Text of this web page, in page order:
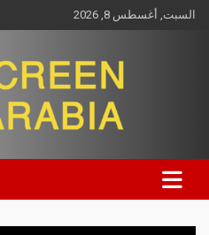
السبت, أغسطس 8, 2026
Screen Arabia